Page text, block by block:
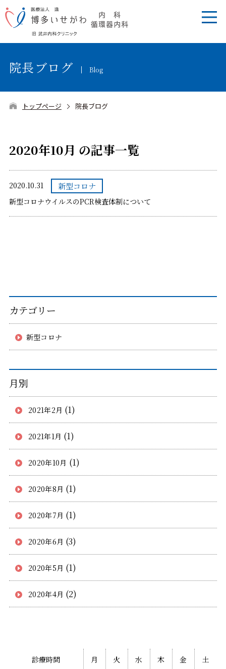
院長ブログ Blog
トップページ 院長ブログ
2020年10月 の記事一覧
2020.10.31 新型コロナ
新型コロナウイルスのPCR検査体制について
カテゴリー
新型コロナ
月別
2021年2月 (1)
2021年1月 (1)
2020年10月 (1)
2020年8月 (1)
2020年7月 (1)
2020年6月 (3)
2020年5月 (1)
2020年4月 (2)
診療時間 月 火 水 木 金 土